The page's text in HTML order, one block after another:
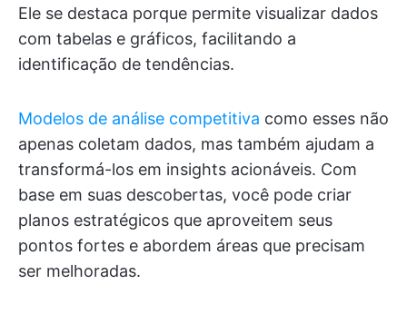
Ele se destaca porque permite visualizar dados
com tabelas e gráficos, facilitando a
identificação de tendências.
Modelos de análise competitiva como esses não
apenas coletam dados, mas também ajudam a
transformá-los em insights acionáveis. Com
base em suas descobertas, você pode criar
planos estratégicos que aproveitem seus
pontos fortes e abordem áreas que precisam
ser melhoradas.